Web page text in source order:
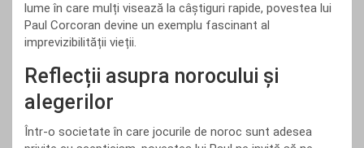
lume în care mulți visează la câștiguri rapide, povestea lui
Paul Corcoran devine un exemplu fascinant al
imprevizibilității vieții.
Reflecții asupra norocului și
alegerilor
Într-o societate în care jocurile de noroc sunt adesea